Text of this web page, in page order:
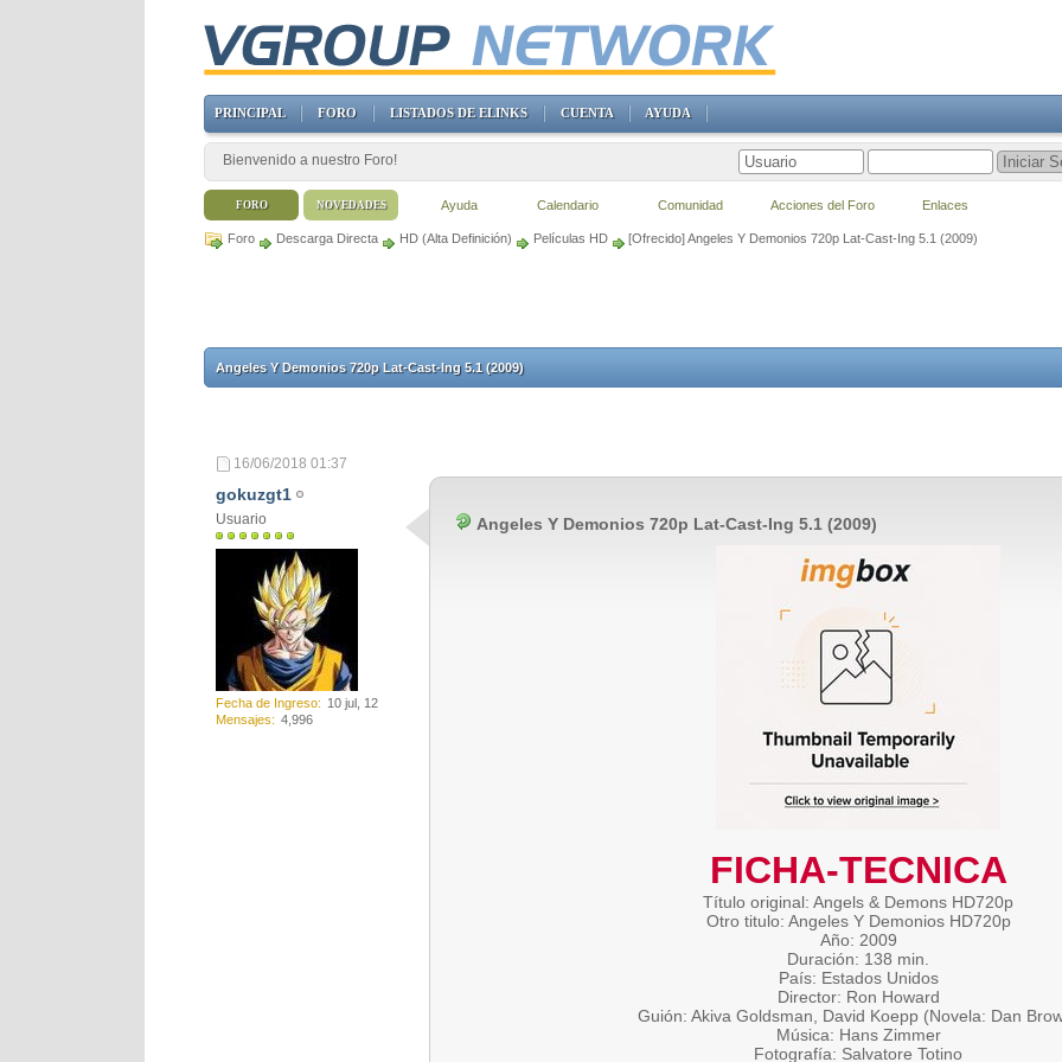
Foro Descarga Directa HD (Alta Definición) Películas HD [Ofrecido] Angeles Y Demonios 720p Lat-Cast-Ing 5.1 (2009)
Angeles Y Demonios 720p Lat-Cast-Ing 5.1 (2009)
16/06/2018 01:37
gokuzgt1
Usuario
Fecha de Ingreso
10 jul, 12
Mensajes
4,996
Angeles Y Demonios 720p Lat-Cast-Ing 5.1 (2009)
FICHA-TECNICA
Título original: Angels & Demons HD720p
Otro titulo: Angeles Y Demonios HD720p
Año: 2009
Duración: 138 min.
País: Estados Unidos
Director: Ron Howard
Guión: Akiva Goldsman, David Koepp (Novela: Dan
Música: Hans Zimmer
Fotografía: Salvatore Totino
PRINCIPAL FORO LISTADOS DE ELINKS CUENTA AYUDA
Bienvenido a nuestro Foro!
FORO Ayuda Calendario Comunidad Acciones del Foro Enlaces
NOVEDADES